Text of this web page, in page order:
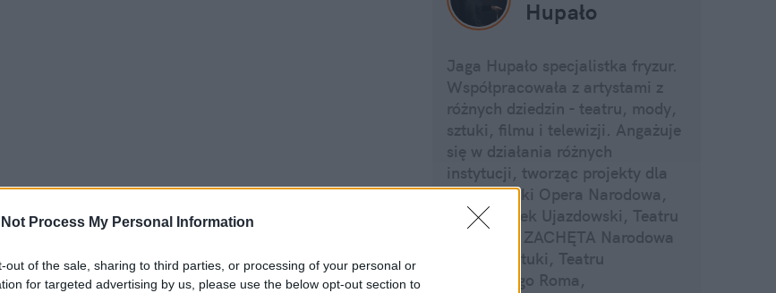
Not Process My Personal Information
out of the sale, sharing to third parties, or processing of your personal or
for targeted advertising by us, please use the below opt-out section to
Hupało
Jaga Hupało specjalistka fryzur.
Współpracowała z artystami z
różnych dziedzin - teatru, mody,
sztuki, filmu i telewizji. Angażuje
się w działania różnych
instytucji, tworząc projekty dla
Teatr Wielki Opera Narodowa,
CSW Zamek Ujazdowski, Teatru
Polskiego, ZACHĘTA Narodowa
Galeria Sztuki, Teatru
Muzycznego Roma,